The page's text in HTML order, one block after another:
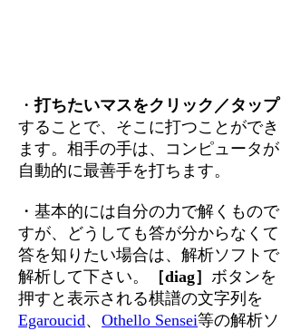
・打ちたいマスをクリック／タップ
することで、そこに打つことができ
ます。相手の手は、コンピュータが
自動的に最善手を打ちます。
・基本的には自分の力で解くもので
すが、どうしても答が分からなくて
答を知りたい場合は、解析ソフトで
解析して下さい。
［diag］ ボタンを
押すと表示される棋譜の文字列を
Egaroucid、Othello Sensei等の解析ソ